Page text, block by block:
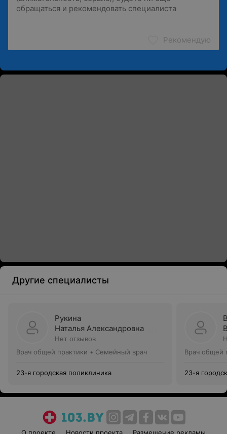
Рекомендую
Другие специалисты
Рукина
Наталья Александровна
Нет отзывов
Врач общей практики • Семейный врач
23-я городская поликлиника
Врач общей
23-я